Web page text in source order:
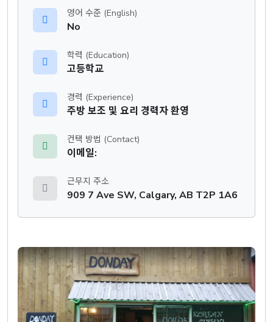
영어 수준 (English)
No
학력 (Education)
고등학교
경력 (Experience)
주방 보조 및 요리 경력자 환영
컨택 방법 (Contact)
이메일:
근무지 주소
909 7 Ave SW, Calgary, AB T2P 1A6